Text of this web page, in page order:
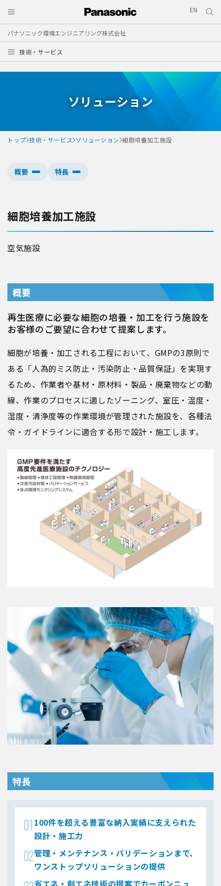
パナソニック環境エンジニアリング株式会社
EN
技術・サービス
ソリューション
トップ 技術・サービス ソリューション 細胞培養加工施設
概要 特長
細胞培養加工施設
空気施設
概要
再生医療に必要な細胞の培養・加工を行う施設を
お客様のご要望に合わせて提案します。
細胞が培養・加工される工程において、GMPの3原則で
ある「人為的ミス防止・汚染防止・品質保証」を実現す
るため、作業者や基材・原材料・製品・廃棄物などの動
線、作業のプロセスに適したゾーニング、室圧・温度・
湿度・清浄度等の作業環境が管理された施設を、各種法
令・ガイドラインに適合する形で設計・施工します。
特長
100件を超える豊富な納入実績に支えられた
設計・施工力
管理・メンテナンス・バリデーションまで、
ワンストップソリューションの提供